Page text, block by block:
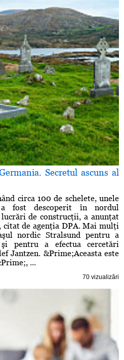
Secretul ascuns al
circa 100 de schelete, unele
fost descoperit în nordul
de construcţii, a anunţat
de agenţia DPA. Mai mulţi
nordic Stralsund pentru a
şi pentru a efectua cercetări
Jantzen. &Prime;Aceasta este
...
70 vizualizări